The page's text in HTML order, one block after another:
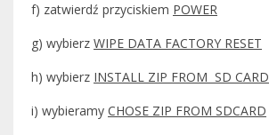
f) zatwierdź przyciskiem POWER
g) wybierz WIPE DATA FACTORY RESET
h) wybierz INSTALL ZIP FROM SD CARD
i) wybieramy CHOSE ZIP FROM SDCARD